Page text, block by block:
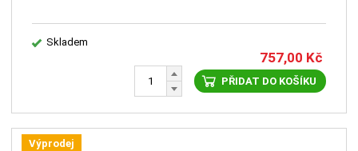
Skladem
757,00 Kč
PŘIDAT DO KOŠÍKU
Výprodej